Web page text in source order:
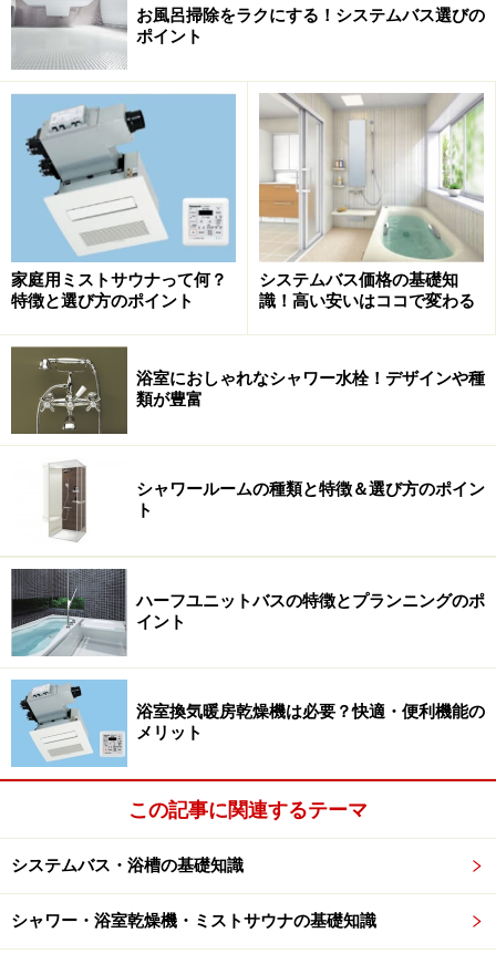
お風呂掃除をラクにする！システムバス選びの
ポイント
家庭用ミストサウナって何？
特徴と選び方のポイント
システムバス価格の基礎知
識！高い安いはココで変わる
浴室におしゃれなシャワー水栓！デザインや種
類が豊富
シャワールームの種類と特徴＆選び方のポイン
ト
ハーフユニットバスの特徴とプランニングのポ
イント
浴室換気暖房乾燥機は必要？快適・便利機能の
メリット
この記事に関連するテーマ
システムバス・浴槽の基礎知識
シャワー・浴室乾燥機・ミストサウナの基礎知識